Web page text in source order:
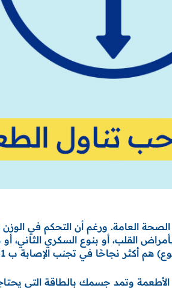
القلب، أو بنوع السكري
أكثر نجاحًا في تجنب الإصابة ب 1، و 2 وكذلك تساعد تبديلات محليات سبلندر الذكية بالسكر.